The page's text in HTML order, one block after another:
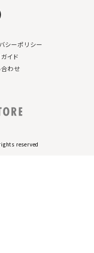
シーポリシー
イド
わせ
reserved